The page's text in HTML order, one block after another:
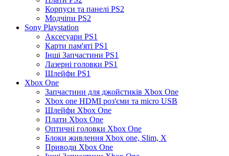
Корпуси та панелі PS2
Модчіпи PS2
Sony Playstation
Аксесуари PS1
Карти пам'яті PS1
Інші Запчастини PS1
Лазерні головки PS1
Шлейфи PS1
Xbox One
Запчастини для джойстиків Xbox One
Xbox one HDMI роз'єми та micro USB
Шлейфи Xbox One
Плати Xbox One
Оптичні головки Xbox One
Блоки живлення Xbox one, Slim, X
Приводи Xbox One